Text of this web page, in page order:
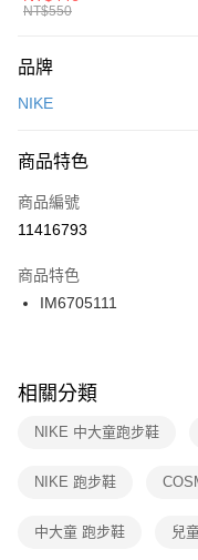
元大商業銀行
台灣樂天信用卡公司
AFTEE先享後付
【關於「AFTEE先享後付」】
便利好安心！
３．安心：先確認商品／服務
【「AFTEE先享後付」結帳流
１．於結帳方式選擇「
２．訂單成立數日內，您將
３．收到繳費通知簡訊後14
ATM／網路銀行／等多元方
※ 交易是否成功請以「
是否繳費成功／繳費後需取
客戶支援中心」https://
１．透過由恩沛科技股份有
權轉讓予恩沛科技股份有限
運送方式
每筆NT$100，滿
宅配
每筆NT$100，滿
付款後門市自取
每筆NT$100，滿
NT$550
品牌
NIKE
商品特色
商品編號
11416793
商品特色
IM6705111
相關分類
NIKE 中大童跑步鞋
NIKE 跑步鞋
中大童 跑步鞋 兒